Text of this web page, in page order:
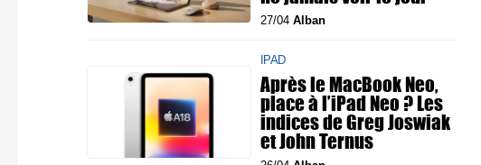
27/04 Alban
IPAD
Après le MacBook Neo,
place à l’iPad Neo ? Les
indices de Greg Joswiak
et John Ternus